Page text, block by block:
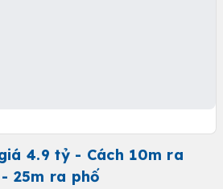
4.9 tỷ - Cách 10m ra
25m ra phố